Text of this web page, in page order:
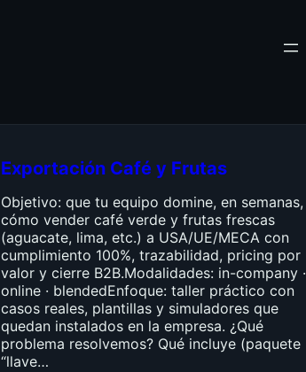
Exportación Café y Frutas
Objetivo: que tu equipo domine, en semanas,
cómo vender café verde y frutas frescas
(aguacate, lima, etc.) a USA/UE/MECA con
cumplimiento 100%, trazabilidad, pricing por
valor y cierre B2B.Modalidades: in-company ·
online · blendedEnfoque: taller práctico con
casos reales, plantillas y simuladores que
quedan instalados en la empresa. ¿Qué
problema resolvemos? Qué incluye (paquete
“llave…